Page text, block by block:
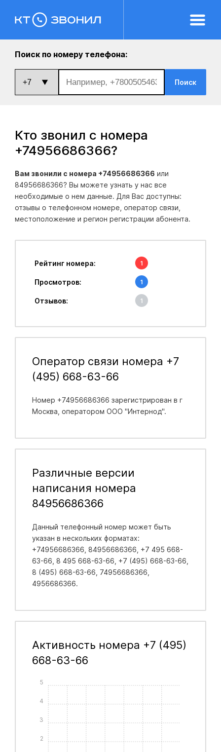
Поиск по номеру телефона:
Поиск
Кто звонил с номера
+74956686366?
Вам звонили с номера +74956686366 или
84956686366? Вы можете узнать у нас все
необходимые о нем данные. Для Вас доступны:
отзывы о телефонном номере, оператор связи,
местоположение и регион регистрации абонента.
Рейтинг номера: 1
Просмотров: 1
Отзывов: 1
Оператор связи номера +7
(495) 668-63-66
Номер +74956686366 зарегистрирован в г
Москва , оператором ООО "Интернод".
Различные версии
написания номера
84956686366
Данный телефонный номер может быть
указан в нескольких форматах:
+74956686366, 84956686366, +7 495 668-
63-66, 8 495 668-63-66, +7 (495) 668-63-66,
8 (495) 668-63-66, 74956686366,
4956686366.
Активность номера +7 (495)
668-63-66
2
3
4
5